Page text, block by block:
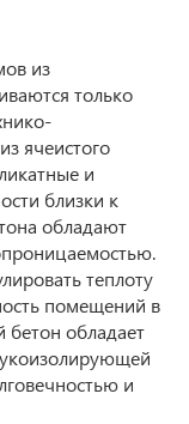
из
только
ячеистого
и
близки к
обладают
теплоту
помещений в
бетон обладает
и